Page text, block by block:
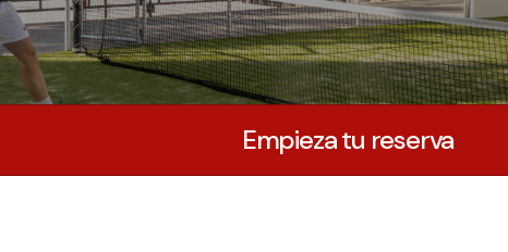
Empieza tu reserva